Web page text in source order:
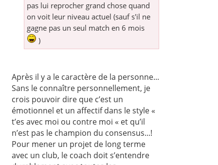
pas lui reprocher grand chose quand
on voit leur niveau actuel (sauf s'il ne
gagne pas un seul match en 6 mois
)
Après il y a le caractère de la personne...
Sans le connaître personnellement, je
crois pouvoir dire que c’est un
émotionnel et un affectif dans le style «
t’es avec moi ou contre moi « et qu’il
n’est pas le champion du consensus...!
Pour mener un projet de long terme
avec un club, le coach doit s’entendre